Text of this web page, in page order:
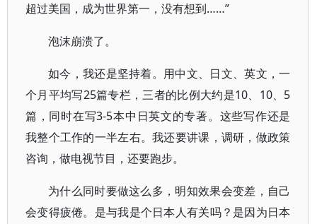
超过美国，成为世界第一，没有想到……”
泡沫崩溃了。
如今，我还是坚持着。用中文、日文、英文，一
个月平均写25篇专栏，三者的比例大约是10、10、5
篇，同时在写3-5本中日英文的专著。这些写作还是
我整个工作的一半左右。我还要讲课，调研，做政策
咨询，做电视节目，还要跑步。
为什么同时要做这么多，明知效果会变差，自己
会变得疲倦。是与我是个日本人有关吗？是因为日本